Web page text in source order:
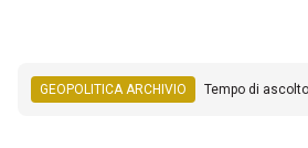
GEOPOLITICA ARCHIVIO Tempo di